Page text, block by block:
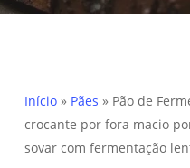
Início» Pães » Pão de
crocante por fora macio
sovar com fermentação